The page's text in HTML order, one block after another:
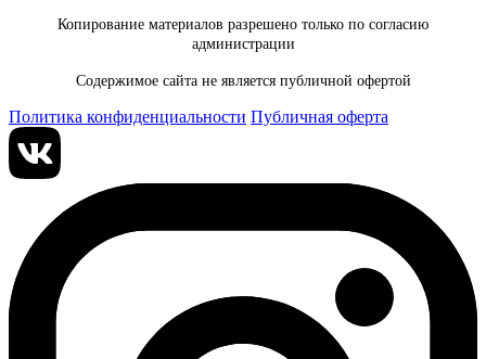
Копирование материалов разрешено только по согласию
администрации
Содержимое сайта не является публичной офертой
Политика конфиденциальности Публичная оферта